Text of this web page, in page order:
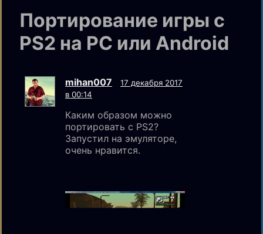
Портирование игры с
PS2 на PC или Android
mihan007
17 декабря 2017
в 00:14
Каким образом можно
портировать с PS2?
Запустил на эмуляторе,
очень нравится.